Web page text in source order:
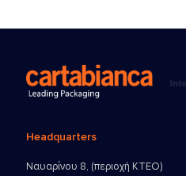
Headquarters
Ναυαρίνου 8, (περιοχή ΚΤΕΟ)